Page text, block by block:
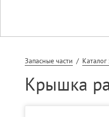
Запасные части /
Крышка